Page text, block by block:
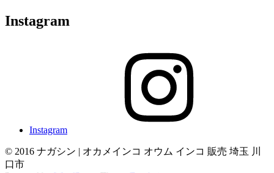
Instagram
Instagram
© 2016 ナガシン | オカメインコ オウム インコ 販売 埼玉 川
口市